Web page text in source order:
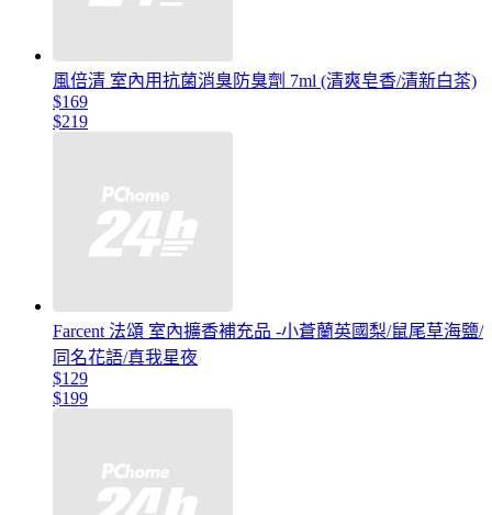
風倍清 室內用抗菌消臭防臭劑 7ml (清爽皂香/清新白茶)
$169
$219
Farcent 法頌 室內擴香補充品 -小蒼蘭英國梨/鼠尾草海鹽/
同名花語/真我星夜
$129
$199